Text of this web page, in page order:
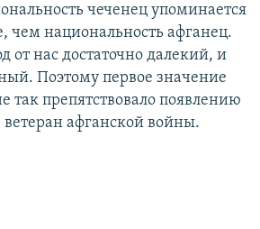
чеченец упоминается
чем национальность афганец.
от нас достаточно далекий, и
Поэтому первое значение
так препятствовало появлению
афганской войны.